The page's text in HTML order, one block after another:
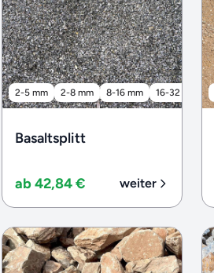
2-5 mm 2-8 mm 8-16 mm 16-32 mm
Basaltsplitt
ab 42,84 € weiter